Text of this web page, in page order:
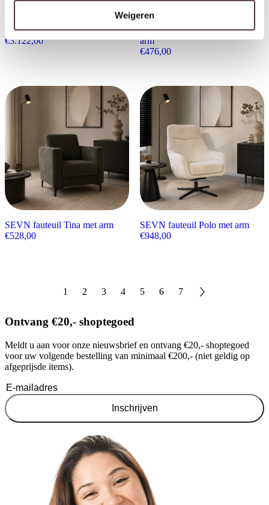
Weigeren
SEVN hoekbank Emma
€3.122,00
SEVN eetkamerstoel Zoe met
arm
€476,00
SEVN fauteuil Tina met arm
€528,00
SEVN fauteuil Polo met arm
€948,00
1 2 3 4 5 6 7
Ontvang €20,- shoptegoed
Meldt u aan voor onze nieuwsbrief en ontvang €20,- shoptegoed
voor uw volgende bestelling van minimaal €200,- (niet geldig op
afgeprijsde items).
Inschrijven